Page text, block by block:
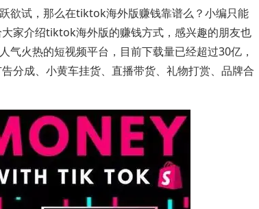
试，那么在tiktok海外版赚钱靠谱么？小编只能
家介绍tiktok海外版的赚钱方式，感兴趣的朋友也
火热的短视频平台，目前下载量已经超过30亿，
分成、小黄车挂货、直播带货、礼物打赏、品牌合